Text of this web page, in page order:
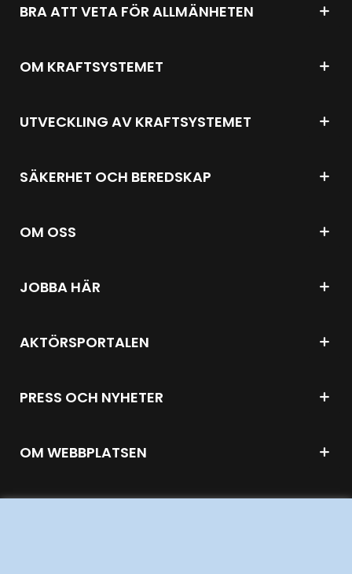
BRA ATT VETA FÖR ALLMÄNHETEN
OM KRAFTSYSTEMET
UTVECKLING AV KRAFTSYSTEMET
SÄKERHET OCH BEREDSKAP
OM OSS
JOBBA HÄR
AKTÖRSPORTALEN
PRESS OCH NYHETER
OM WEBBPLATSEN